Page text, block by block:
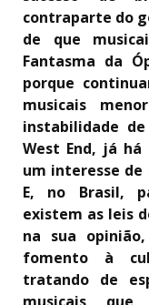
contraparte do
de que
Fantasma da
porque
musicais
instabilidade
West End, já
um interesse
E, no Brasil,
existem as leis
na sua
fomento à
tratando de